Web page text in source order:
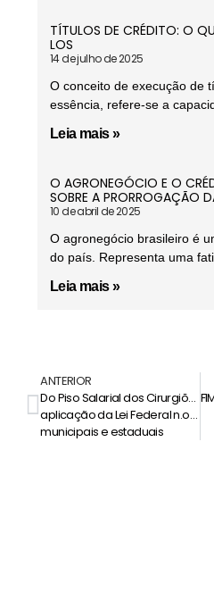
TÍTULOS DE CRÉDITO: O
LOS
14 de julho de 2025
O conceito de execução de
essência, refere-se a
Leia mais »
O AGRONEGÓCIO E O
SOBRE A PRORROGAÇÃO
10 de abril de 2025
O agronegócio brasileiro é
do país. Representa uma
Leia mais »
ANTERIOR
Do Piso Salarial dos Cirurgiões-Dentistas – Da (im)possibilidade de
aplicação da Lei Federal n.o 3.999/61 para os servidores públicos
municipais e estaduais